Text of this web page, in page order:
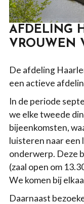
AFDELING
VROUWEN
De afdeling
een actieve
In de periode
we elke tweede
bijeenkomsten,
luisteren naar een
onderwerp. Deze
(zaal open om
We komen bij
Daarnaast